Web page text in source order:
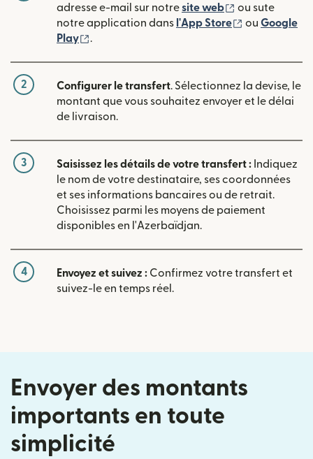
adresse e-mail sur notresite web (s'ouvre dans
ou sute
notre application dans l'App Store (s'ouvre
ou Google
Play
.
2 Configurer le transfert. Sélectionnez la devise, le
montant que vous souhaitez envoyer et le délai
de livraison.
3 Saisissez les détails de votre transfert : Indiquez
le nom de votre destinataire, ses coordonnées
et ses informations bancaires ou de retrait.
Choisissez parmi les moyens de paiement
disponibles en l'Azerbaïdjan.
4 Envoyez et suivez : Confirmez votre transfert et
suivez-le en temps réel.
Envoyer des montants
importants en toute
simplicité